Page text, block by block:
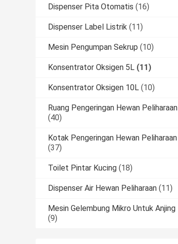
Dispenser Pita Otomatis (16)
Dispenser Label Listrik (11)
Mesin Pengumpan Sekrup (10)
Konsentrator Oksigen 5L (11)
Konsentrator Oksigen 10L (10)
Ruang Pengeringan Hewan Peliharaan
(40)
Kotak Pengeringan Hewan Peliharaan
(37)
Toilet Pintar Kucing (18)
Dispenser Air Hewan Peliharaan (11)
Mesin Gelembung Mikro Untuk Anjing
(9)